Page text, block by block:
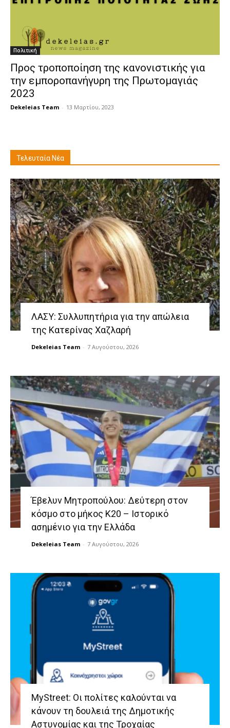
Πολιτική
Προς τροποποίηση της κανονιστικής για
την εμποροπανήγυρη της Πρωτομαγιάς
2023
Dekeleias Team - 13 Μαρτίου, 2023
Τελευταία Νέα
ΛΑΣΥ: Συλλυπητήρια για την απώλεια
της Κατερίνας Χαζλαρή
Dekeleias Team - 7 Αυγούστου, 2026
Έβελυν Μητροπούλου: Δεύτερη στον
κόσμο στο μήκος Κ20 – Ιστορικό
ασημένιο για την Ελλάδα
Dekeleias Team - 7 Αυγούστου, 2026
MyStreet: Οι πολίτες καλούνται να
κάνουν τη δουλειά της Δημοτικής
Αστυνομίας και της Τροχαίας